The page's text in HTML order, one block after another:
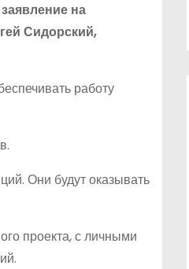
на
Сидорский,
работу
Они будут оказывать
проекта, с личными